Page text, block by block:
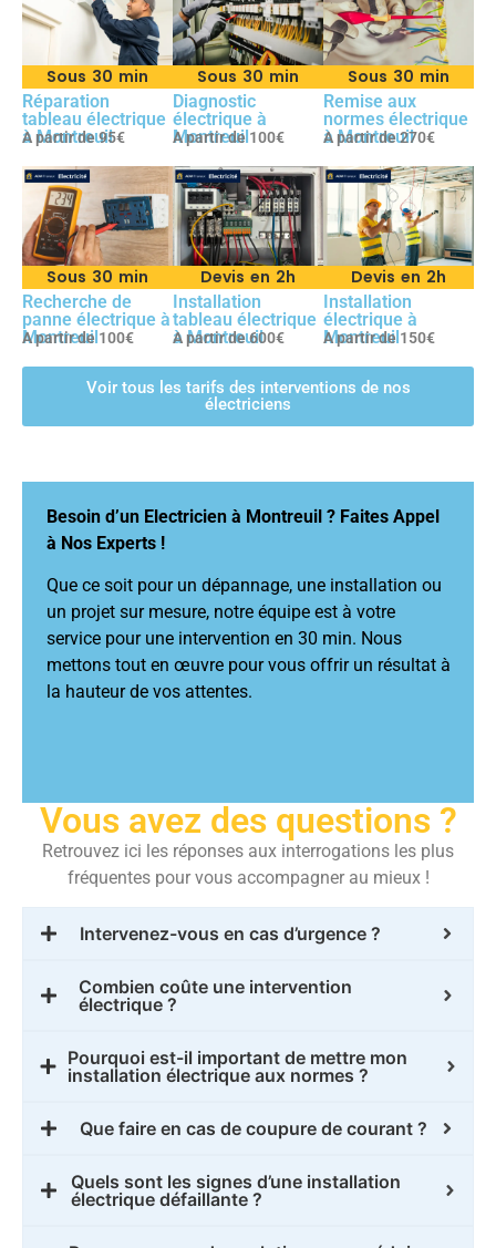
Sous 30 min
Réparation
tableau électrique
à Montreuil
A partir de 95€
Sous 30 min
Diagnostic
électrique à
Montreuil
A partir de 100€
Sous 30 min
Remise aux
normes électrique
à Montreuil
A partir de 270€
Sous 30 min
Recherche de
panne électrique à
Montreuil
A partir de 100€
Devis en 2h
Installation
tableau électrique
à Montreuil
A partir de 600€
Devis en 2h
Installation
électrique à
Montreuil
A partir de 150€
Voir tous les tarifs des interventions de nos
électriciens
Besoin d’un Electricien à Montreuil ? Faites Appel
à Nos Experts !
Que ce soit pour un dépannage, une installation ou
un projet sur mesure, notre équipe est à votre
service pour une intervention en 30 min. Nous
mettons tout en œuvre pour vous offrir un résultat à
la hauteur de vos attentes.
Vous avez des questions ?
Retrouvez ici les réponses aux interrogations les plus
fréquentes pour vous accompagner au mieux !
Intervenez-vous en cas d’urgence ?
Combien coûte une intervention
électrique ?
Pourquoi est-il important de mettre mon
installation électrique aux normes ?
Que faire en cas de coupure de courant ?
Quels sont les signes d’une installation
électrique défaillante ?